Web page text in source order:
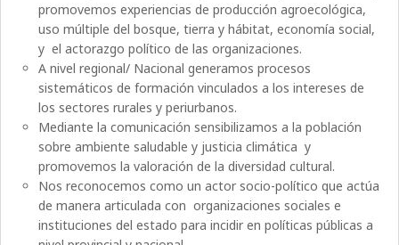
promovemos experiencias de producción agroecológica,
uso múltiple del bosque, tierra y hábitat, economía social,
y el actorazgo político de las organizaciones.
A nivel regional/ Nacional generamos procesos
sistemáticos de formación vinculados a los intereses de
los sectores rurales y periurbanos.
Mediante la comunicación sensibilizamos a la población
sobre ambiente saludable y justicia climática y
promovemos la valoración de la diversidad cultural.
Nos reconocemos como un actor socio-político que actúa
de manera articulada con organizaciones sociales e
instituciones del estado para incidir en políticas públicas a